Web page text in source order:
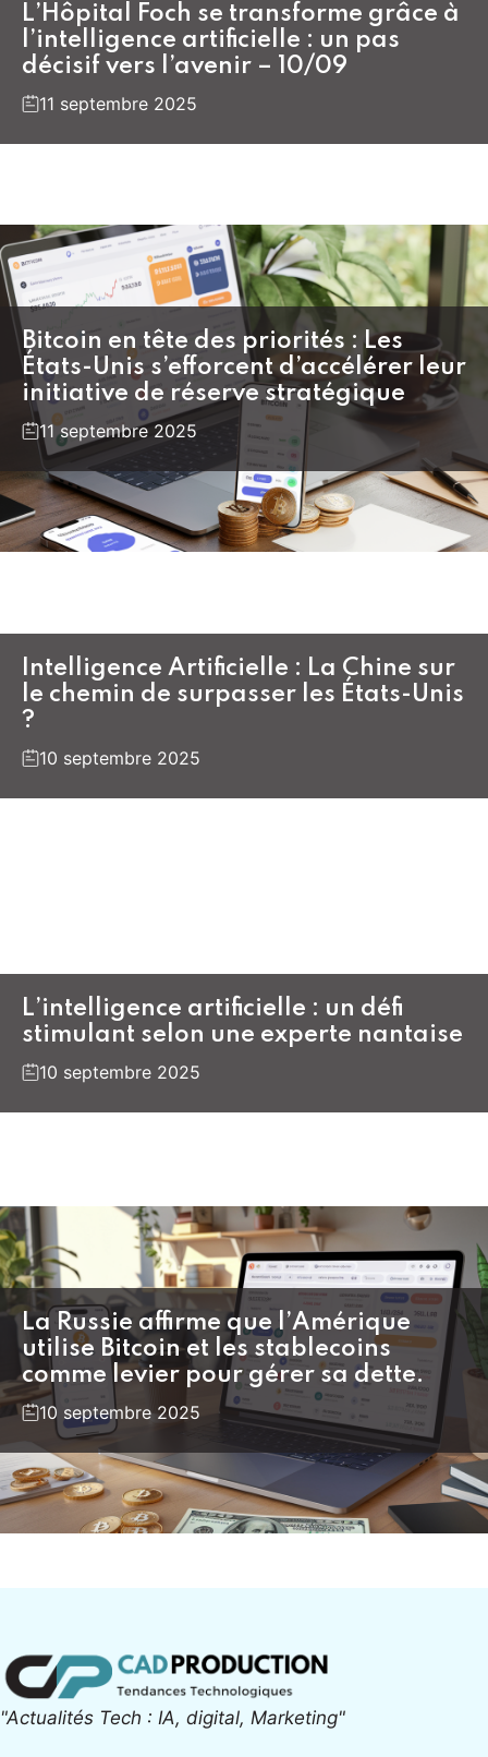
L’Hôpital Foch se transforme grâce à
l’intelligence artificielle : un pas
décisif vers l’avenir – 10/09
11 septembre 2025
Bitcoin en tête des priorités : Les
États-Unis s’efforcent d’accélérer leur
initiative de réserve stratégique
11 septembre 2025
Intelligence Artificielle : La Chine sur
le chemin de surpasser les États-Unis
?
10 septembre 2025
L’intelligence artificielle : un défi
stimulant selon une experte nantaise
10 septembre 2025
La Russie affirme que l’Amérique
utilise Bitcoin et les stablecoins
comme levier pour gérer sa dette.
10 septembre 2025
"Actualités Tech : IA, digital, Marketing"